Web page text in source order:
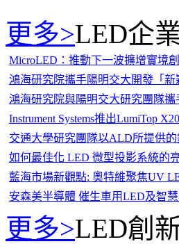
更多>LED企
MicroLED：推動下一波擴增實境
鴻海研究院攜手陽明交大開發「新
鴻海研究院與陽明交大研究團隊
Instrument Systems推出LumiTop
交通大學研究團隊以ALD所提供
如何最佳化 LED 微型投影系統的
藍海市場新觀點: 奧特維聚焦UV
安森美半導體 催生車用LED及智
更多>LED創